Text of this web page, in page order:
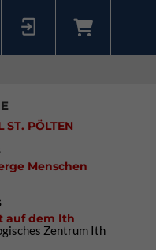
ST. PÖLTEN
Menschen
auf dem Ith
Zentrum Ith